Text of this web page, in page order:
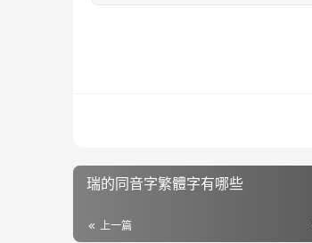
瑞的同音字繁體字有哪些
上一篇